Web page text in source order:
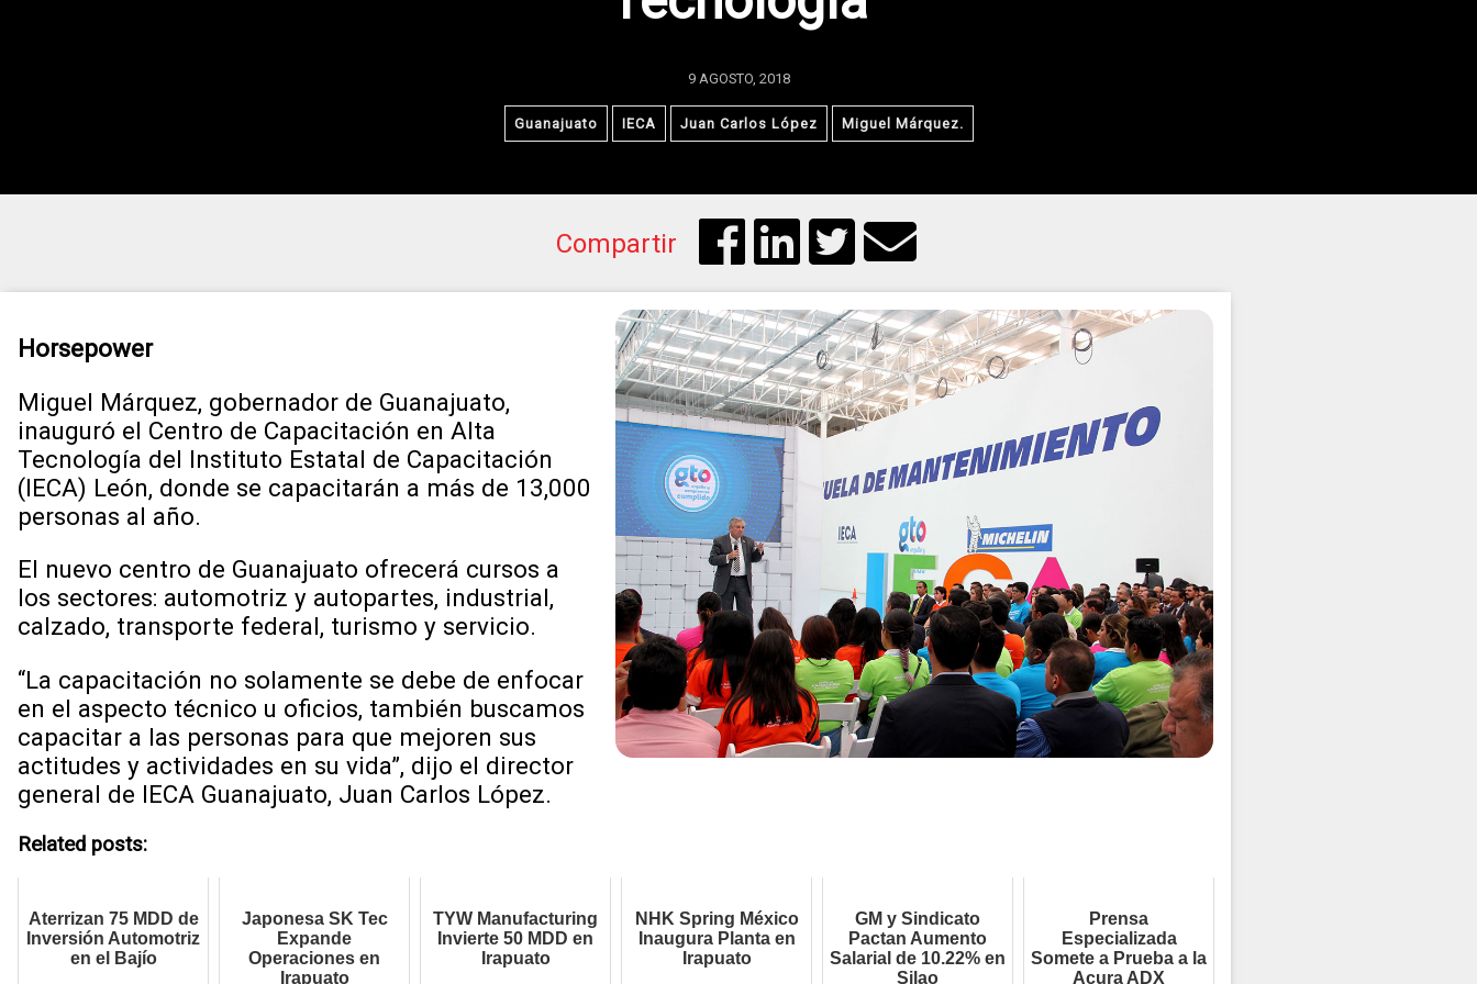
9 AGOSTO, 2018
Guanajuato IECA Juan Carlos López Miguel Márquez.
Compartir
Horsepower
Miguel Márquez, gobernador de Guanajuato,
inauguró el Centro de Capacitación en Alta
Tecnología del Instituto Estatal de Capacitación
(IECA) León, donde se capacitarán a más de 13,000
personas al año.
El nuevo centro de Guanajuato ofrecerá cursos a
los sectores: automotriz y autopartes, industrial,
calzado, transporte federal, turismo y servicio.
“La capacitación no solamente se debe de enfocar
en el aspecto técnico u oficios, también buscamos
capacitar a las personas para que mejoren sus
actitudes y actividades en su vida”, dijo el director
general de IECA Guanajuato, Juan Carlos López.
Related posts:
Aterrizan 75 MDD de
Inversión Automotriz
en el Bajío
Japonesa SK Tec
Expande
Operaciones en
Irapuato
TYW Manufacturing
Invierte 50 MDD en
Irapuato
NHK Spring México
Inaugura Planta en
Irapuato
GM y Sindicato
Pactan Aumento
Salarial de 10.22% en
Silao
Prensa
Especializada
Somete a Prueba a la
Acura ADX